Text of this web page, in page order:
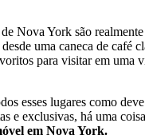
Nova York são
uma caneca de café
para visitar em uma
esses lugares como
e exclusivas, há uma
em Nova York.